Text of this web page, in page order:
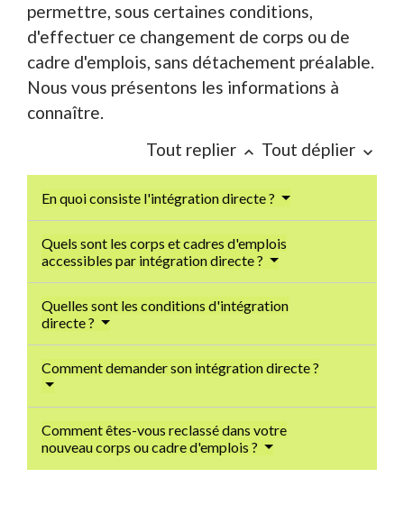
permettre, sous certaines conditions,
d'effectuer ce changement de corps ou de
cadre d'emplois, sans détachement préalable.
Nous vous présentons les informations à
connaître.
Tout replier keyboard_arrow_up Tout déplier keyboard_arrow_down
En quoi consiste l'intégration directe ?
Quels sont les corps et cadres d'emplois
accessibles par intégration directe ?
Quelles sont les conditions d'intégration
directe ?
Comment demander son intégration directe ?
Comment êtes-vous reclassé dans votre
nouveau corps ou cadre d'emplois ?